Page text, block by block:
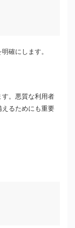
確にします。
。悪質な利用者
るためにも重要